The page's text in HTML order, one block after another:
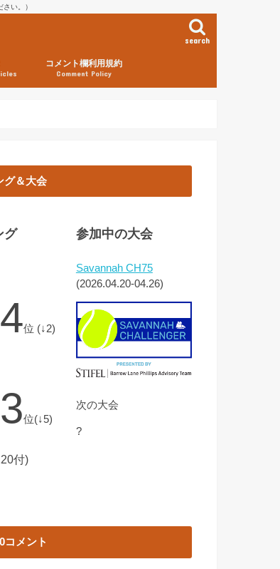
い。）
search
コメント欄利用規約
Comment Policy
グ＆大会
グ
位 (↓2)
位(↓5)
付)
参加中の大会
Savannah CH75
(2026.04.20-04.26)
次の大会
?
コメント